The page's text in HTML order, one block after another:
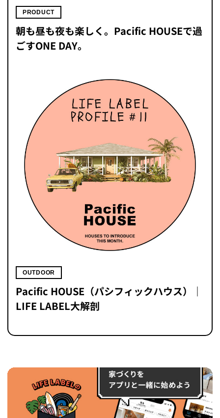
PRODUCT
朝も昼も夜も楽しく。Pacific HOUSEで過
ごすONE DAY。
OUTDOOR
Pacific HOUSE（パシフィックハウス）｜
LIFE LABEL大解剖